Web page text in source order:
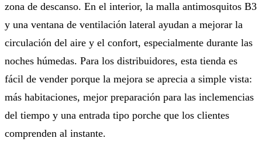
zona de descanso. En el interior, la malla antimosquitos B3
y una ventana de ventilación lateral ayudan a mejorar la
circulación del aire y el confort, especialmente durante las
noches húmedas. Para los distribuidores, esta tienda es
fácil de vender porque la mejora se aprecia a simple vista:
más habitaciones, mejor preparación para las inclemencias
del tiempo y una entrada tipo porche que los clientes
comprenden al instante.